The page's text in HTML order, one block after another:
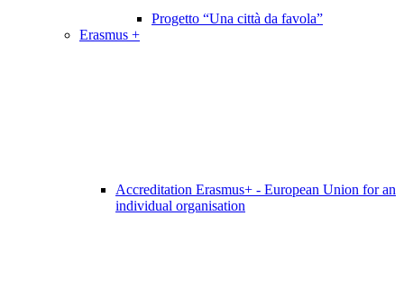
Progetto “Una città da favola”
Erasmus +
Accreditation Erasmus+ - European Union for an
individual organisation